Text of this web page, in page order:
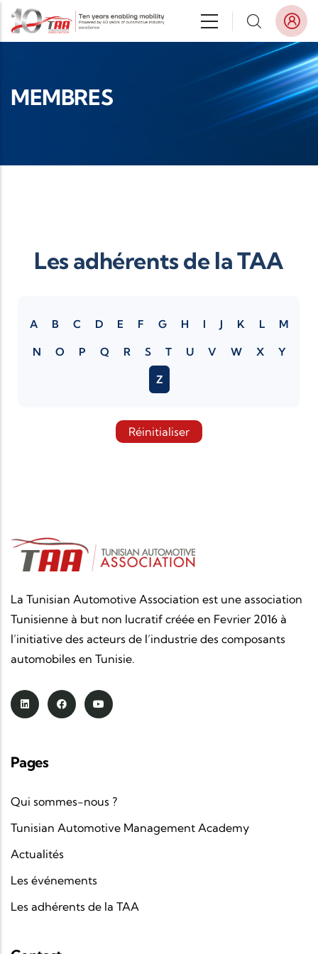
Aller au contenu principal
MEMBRES
Les adhérents de la TAA
A B C D E F G H I J K L M
N O P Q R S T U V W X Y
Z
Réinitialiser
La Tunisian Automotive Association est une association
Tunisienne à but non lucratif créée en Fevrier 2016 à
l’initiative des acteurs de l’industrie des composants
automobiles en Tunisie.
Pages
Qui sommes-nous ?
Tunisian Automotive Management Academy
Actualités
Les événements
Les adhérents de la TAA